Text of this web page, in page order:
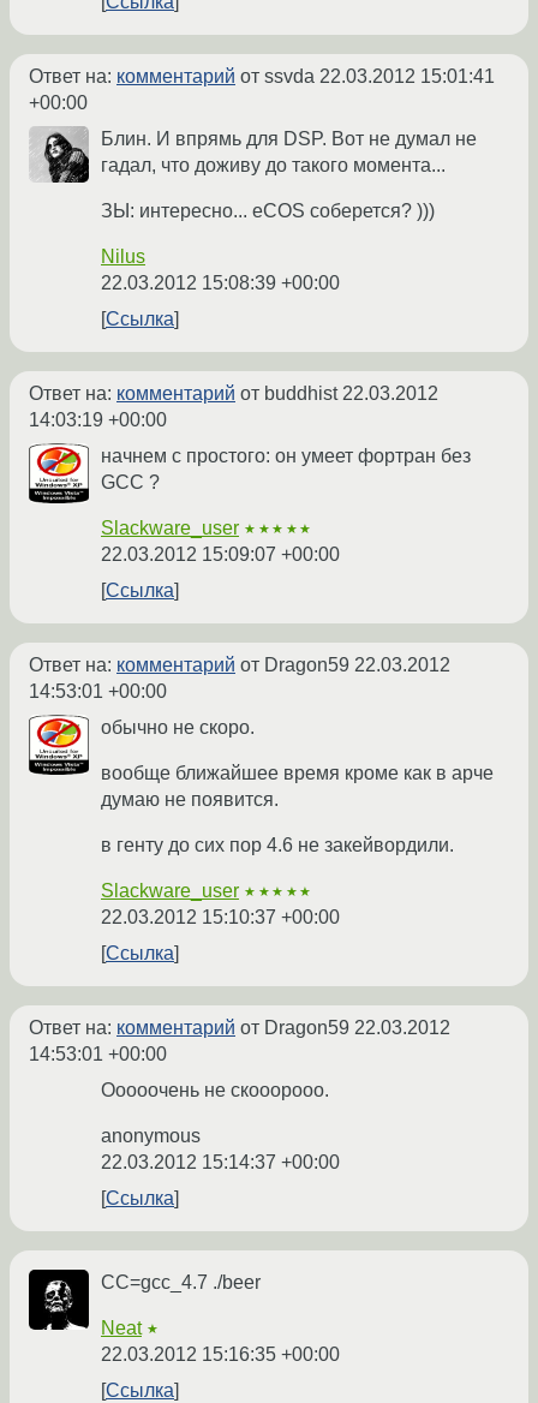
Ответ на: комментарий от ssvda 22.03.2012 15:01:41
+00:00
Блин. И впрямь для DSP. Вот не думал не
гадал, что доживу до такого момента...
ЗЫ: интересно... eCOS соберется? )))
Nilus
22.03.2012 15:08:39 +00:00
Ссылка
Ответ на: комментарий от buddhist 22.03.2012
14:03:19 +00:00
начнем с простого: он умеет фортран без
GCC ?
Slackware_user ★★★★★
22.03.2012 15:09:07 +00:00
Ссылка
Ответ на: комментарий от Dragon59 22.03.2012
14:53:01 +00:00
обычно не скоро.
вообще ближайшее время кроме как в арче
думаю не появится.
в генту до сих пор 4.6 не закейвордили.
Slackware_user ★★★★★
22.03.2012 15:10:37 +00:00
Ссылка
Ответ на: комментарий от Dragon59 22.03.2012
14:53:01 +00:00
Ооооочень не скооорооо.
anonymous
22.03.2012 15:14:37 +00:00
Ссылка
СС=gcc_4.7 ./beer
Neat ★
22.03.2012 15:16:35 +00:00
Ссылка